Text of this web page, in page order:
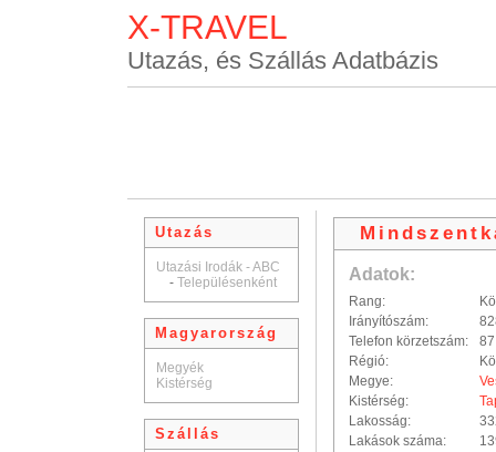
X-TRAVEL
Utazás, és Szállás Adatbázis
Utazás
Utazási Irodák - ABC
- Településenként
Magyarország
Megyék
Kistérség
Szállás
Adatok:
Rang:
Irányítószám:
Telefon körzetszám:
87
Régió:
Megye:
Kistérség:
Lakosság:
Lakások száma: